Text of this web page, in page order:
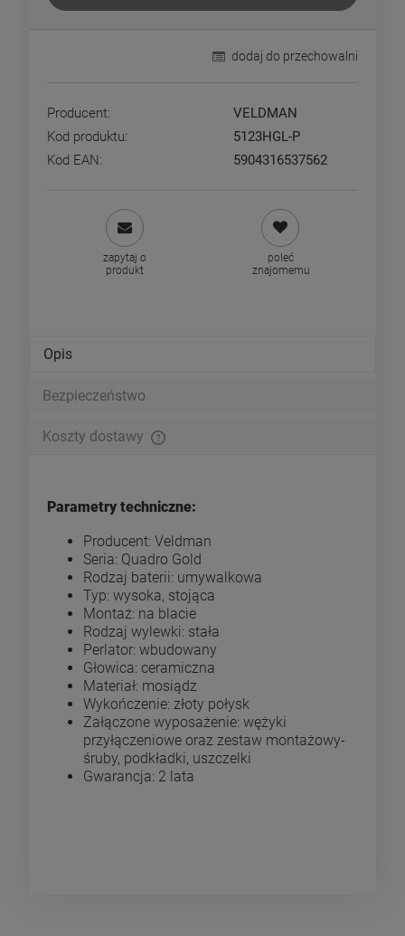
dodaj do przechowalni
Producent:
VELDMAN
Kod produktu:
5123HGL-P
Kod EAN:
5904316537562
zapytaj o
produkt
poleć
znajomemu
Opis
Bezpieczeństwo
Koszty dostawy
Parametry techniczne:
Producent: Veldman
Seria: Quadro Gold
Rodzaj baterii: umywalkowa
Typ: wysoka, stojąca
Montaż: na blacie
Rodzaj wylewki: stała
Perlator: wbudowany
Głowica: ceramiczna
Materiał: mosiądz
Wykończenie: złoty połysk
Załączone wyposażenie: wężyki
przyłączeniowe oraz zestaw montażowy-
śruby, podkładki, uszczelki
Gwarancja: 2 lata